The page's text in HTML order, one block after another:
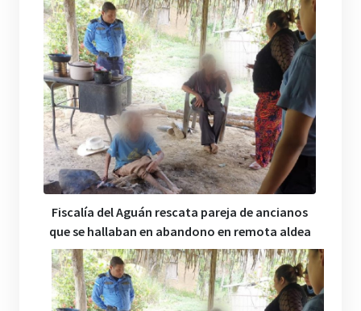
Fiscalía del Aguán rescata pareja de ancianos
que se hallaban en abandono en remota aldea